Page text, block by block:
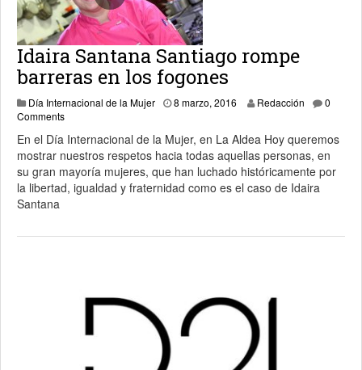
Idaira Santana Santiago rompe
barreras en los fogones
Día Internacional de la Mujer 8 marzo, 2016 7 febrero, 2018
Redacción
0
Comments
En el Día Internacional de la Mujer, en La Aldea Hoy queremos
mostrar nuestros respetos hacia todas aquellas personas, en
su gran mayoría mujeres, que han luchado históricamente por
la libertad, igualdad y fraternidad como es el caso de Idaira
Santana